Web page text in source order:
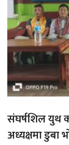
संघर्षशिल युथ
अध्यक्षमा डुबा